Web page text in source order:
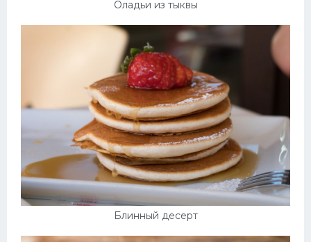
Оладьи из тыквы
Блинный десерт